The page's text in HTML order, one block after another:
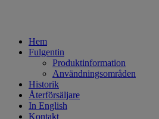
Hem
Fulgentin
Produktinformation
Användningsområden
Historik
Återförsäljare
In English
Kontakt